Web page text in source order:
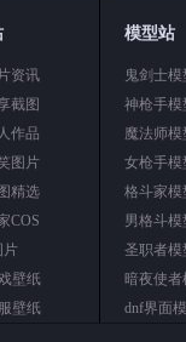
资讯
截图
作品
图片
精选
COS
片
壁纸
壁纸
模型站
鬼剑士模
神枪手模
魔法师模
女枪手模
格斗家模
男格斗模
圣职者模
暗夜使者
dnf界面